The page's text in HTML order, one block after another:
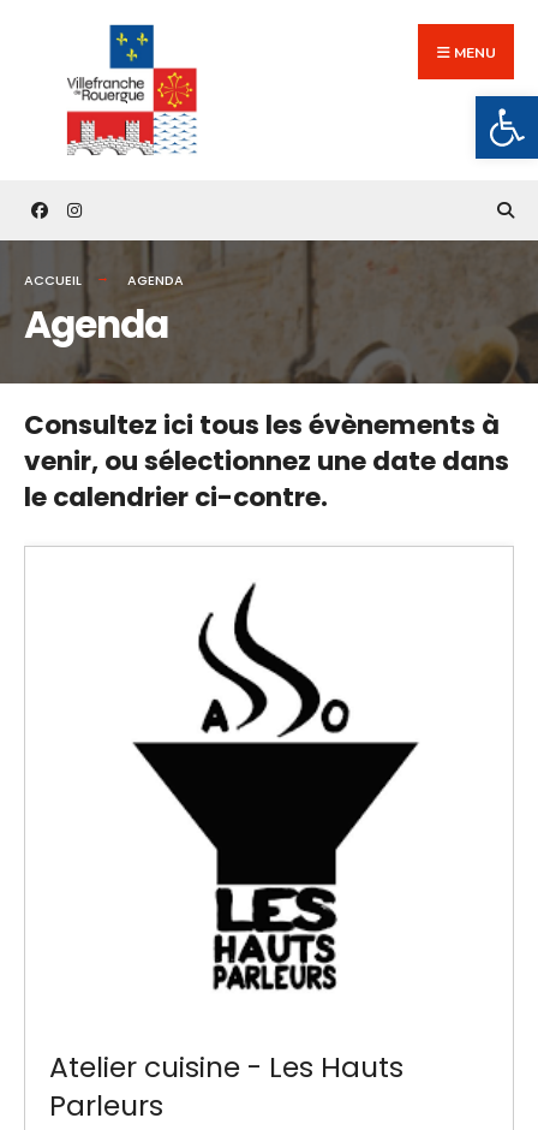
content
MENU
ACCUEIL AGENDA
Agenda
Consultez ici tous les évènements à
venir,ou sélectionnez une date dans
le calendrier ci-contre.
Atelier cuisine - Les Hauts
Parleurs